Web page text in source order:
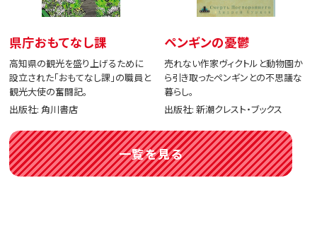
県庁おもてなし課
高知県の観光を盛り上げるために
設立された「おもてなし課」の職員と
観光大使の奮闘記。
出版社: 角川書店
ペンギンの憂鬱
売れない作家ヴィクトルと動物園か
ら引き取ったペンギンとの不思議な
暮らし。
出版社: 新潮クレスト・ブックス
一覧を見る